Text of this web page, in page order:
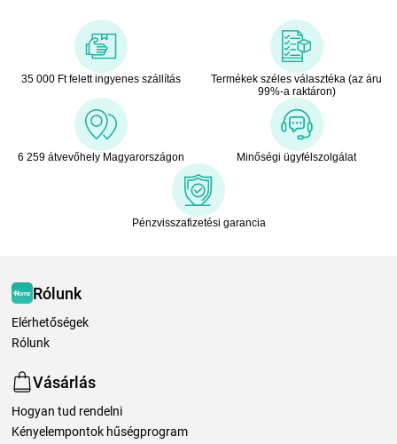
35 000 Ft felett ingyenes szállítás
Termékek széles választéka (az áru
99%-a raktáron)
6 259 átvevőhely Magyarországon Minőségi ügyfélszolgálat
Pénzvisszafizetési garancia
Rólunk
Elérhetőségek
Rólunk
Vásárlás
Hogyan tud rendelni
Kényelempontok hűségprogram